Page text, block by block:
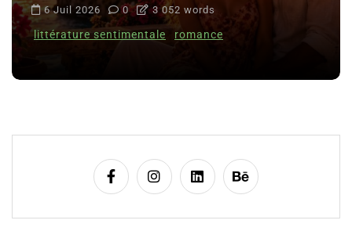
6 Juil 2026 0 3 052 words
littérature sentimentale romance